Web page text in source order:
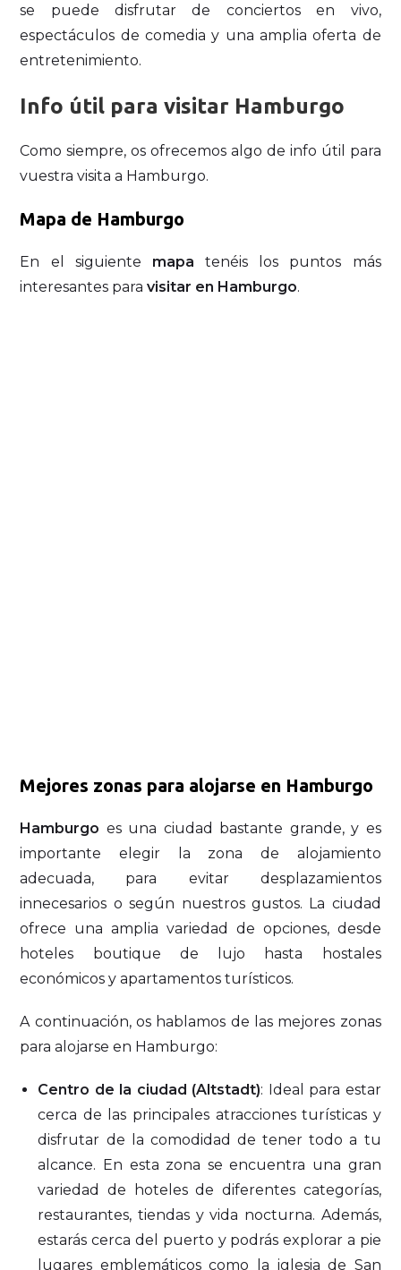
se puede disfrutar de conciertos en vivo,
espectáculos de comedia y una amplia oferta de
entretenimiento.
Info útil para visitar Hamburgo
Como siempre, os ofrecemos algo de info útil para
vuestra visita a Hamburgo.
Mapa de Hamburgo
En el siguiente mapa tenéis los puntos más
interesantes paravisitar en Hamburgo.
Mejores zonas para alojarse en Hamburgo
Hamburgo es una ciudad bastante grande, y es
importante elegir la zona de alojamiento
adecuada, para evitar desplazamientos
innecesarios o según nuestros gustos. La ciudad
ofrece una amplia variedad de opciones, desde
hoteles boutique de lujo hasta hostales
económicos y apartamentos turísticos.
A continuación, os hablamos de las mejores zonas
para alojarse en Hamburgo:
Centro de la ciudad (Altstadt): Ideal para estar
cerca de las principales atracciones turísticas y
disfrutar de la comodidad de tener todo a tu
alcance. En esta zona se encuentra una gran
variedad de hoteles de diferentes categorías,
restaurantes, tiendas y vida nocturna. Además,
estarás cerca del puerto y podrás explorar a pie
lugares emblemáticos como la iglesia de San